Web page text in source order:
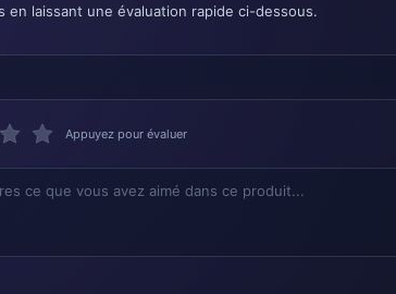
en laissant une évaluation rapide ci-dessous.
Appuyez pour évaluer